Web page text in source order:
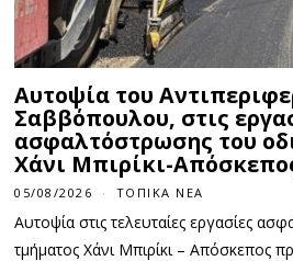
Αυτοψία του
Σαββόπουλου, στις
ασφαλτόστρωσης του
Χάνι Μπιρίκι-
05/08/2026 ΤΟΠΙΚΆ ΝΈΑ
Αυτοψία στις τελευταίες εργασίες
τμήματος Χάνι Μπιρίκι – Απόσκεπος